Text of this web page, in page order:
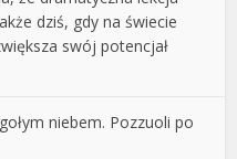
dziś, gdy na świecie
swój potencjał
niebem. Pozzuoli po